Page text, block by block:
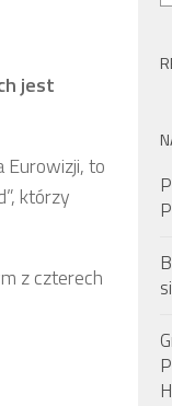
jest
Eurowizji, to
którzy
z czterech